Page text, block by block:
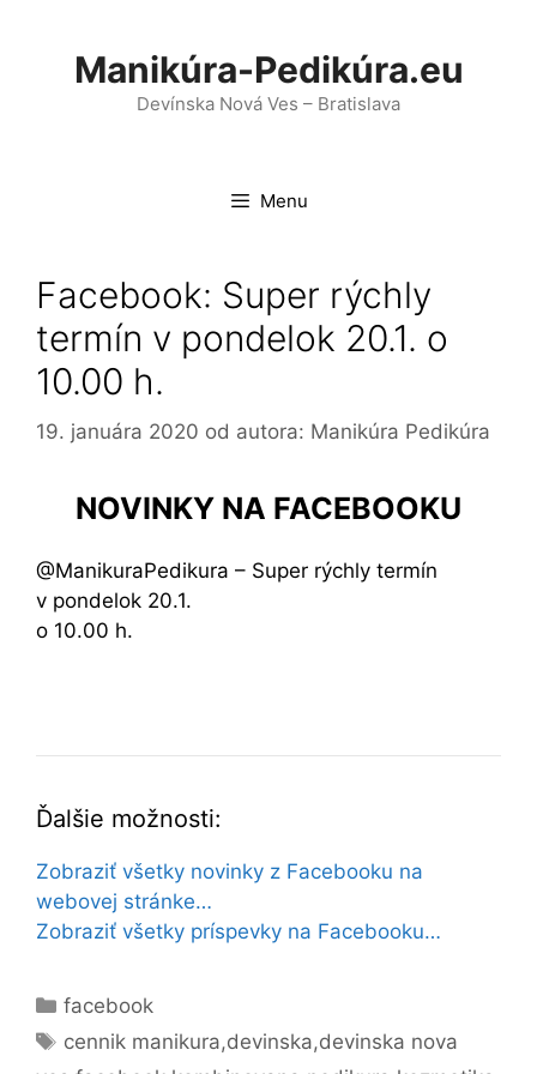
Manikúra-Pedikúra.eu
Devínska Nová Ves – Bratislava
Menu
Facebook: Super rýchly
termín v pondelok 20.1. o
10.00 h.
19. januára 2020 od autora: Manikúra Pedikúra
NOVINKY NA FACEBOOKU
@ManikuraPedikura – Super rýchly termín
v pondelok 20.1.
o 10.00 h.
Ďalšie možnosti:
Zobraziť všetky novinky z Facebooku na
webovej stránke…
Zobraziť všetky príspevky na Facebooku…
Kategórie
facebook
Značky
cennik manikura,devinska,devinska nova